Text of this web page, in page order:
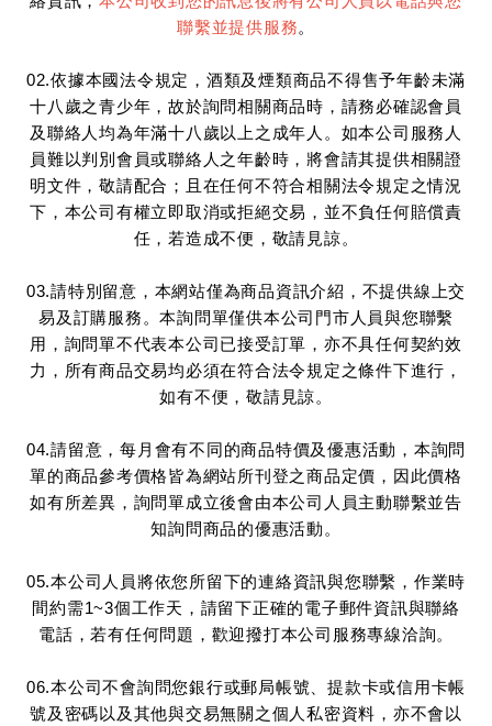
聯繫並提供服務。
02.依據本國法令規定，酒類及煙類商品不得售予年齡未滿
十八歲之青少年，故於詢問相關商品時，請務必確認會員
及聯絡人均為年滿十八歲以上之成年人。如本公司服務人
員難以判別會員或聯絡人之年齡時，將會請其提供相關證
明文件，敬請配合；且在任何不符合相關法令規定之情況
下，本公司有權立即取消或拒絕交易，並不負任何賠償責
任，若造成不便，敬請見諒。
03.請特別留意，本網站僅為商品資訊介紹，不提供線上交
易及訂購服務。本詢問單僅供本公司門市人員與您聯繫
用，詢問單不代表本公司已接受訂單，亦不具任何契約效
力，所有商品交易均必須在符合法令規定之條件下進行，
如有不便，敬請見諒。
04.請留意，每月會有不同的商品特價及優惠活動，本詢問
單的商品參考價格皆為網站所刊登之商品定價，因此價格
如有所差異，詢問單成立後會由本公司人員主動聯繫並告
知詢問商品的優惠活動。
05.本公司人員將依您所留下的連絡資訊與您聯繫，作業時
間約需1~3個工作天，請留下正確的電子郵件資訊與聯絡
電話，若有任何問題，歡迎撥打本公司服務專線洽詢。
06.本公司不會詢問您銀行或郵局帳號、提款卡或信用卡帳
號及密碼以及其他與交易無關之個人私密資料，亦不會以